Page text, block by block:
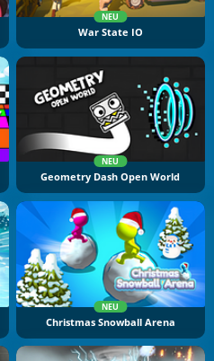
NEU
War State IO
NEU
Geometry Dash Open World
NEU
Christmas Snowball Arena